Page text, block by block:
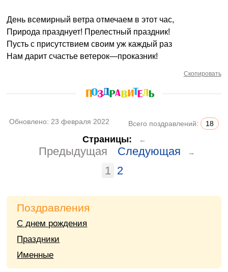
День всемирный ветра отмечаем в этот час,
Природа празднует! Прелестный праздник!
Пусть с присутствием своим уж каждый раз
Нам дарит счастье ветерок—проказник!
Скопировать
Обновлено: 23 февраля 2022 Всего поздравлений: 18
Страницы: ←
Предыдущая Следующая →
1 2
Поздравления
С днем рождения
Праздники
Именные